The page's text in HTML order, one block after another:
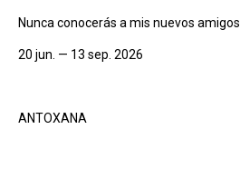
Nunca conocerás a mis nuevos amigos
20 jun. — 13 sep. 2026
ANTOXANA